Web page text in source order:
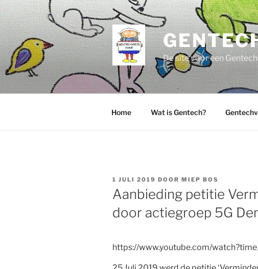
Ga
naar
de
inhoud
De site voor een
Home Wat is Gentech?
GEPLAATST
OP
1 JULI 2019 DOOR MIEP BOS
Aanbieding petitie
door actiegroep 5G
https://www.youtube.com/